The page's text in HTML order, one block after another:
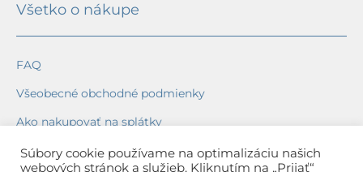
Všetko o nákupe
FAQ
Všeobecné obchodné podmienky
Ako nakupovať na splátky
Ochrana osobných údajov
Súbory cookie používame na optimalizáciu našich
webových stránok a služieb. Kliknutím na „Prijať“